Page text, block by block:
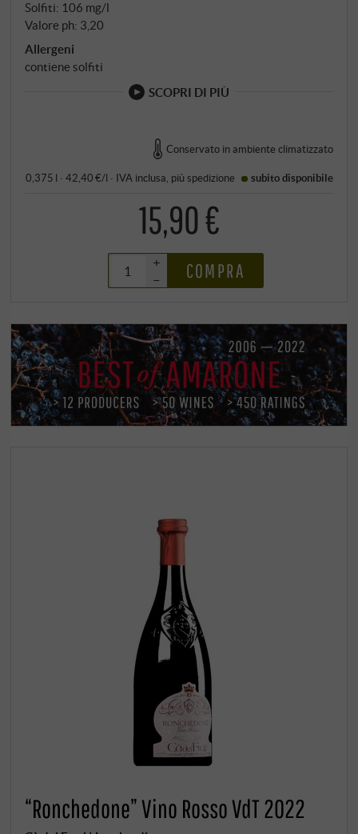
Solfiti: 106 mg/l
Valore ph: 3,20
Allergeni
contiene solfiti
SCOPRI DI PIÙ
Conservato in ambiente climatizzato
0,375 l · 42,40 €/l · IVA inclusa, piùspedizione subito disponibile
15,90 €
+
–
COMPRA
“Ronchedone” Vino Rosso VdT 2022